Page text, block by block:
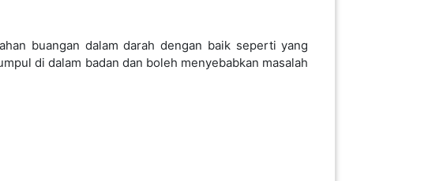
buangan dalam darah dengan baik seperti yang
di dalam badan dan boleh menyebabkan masalah